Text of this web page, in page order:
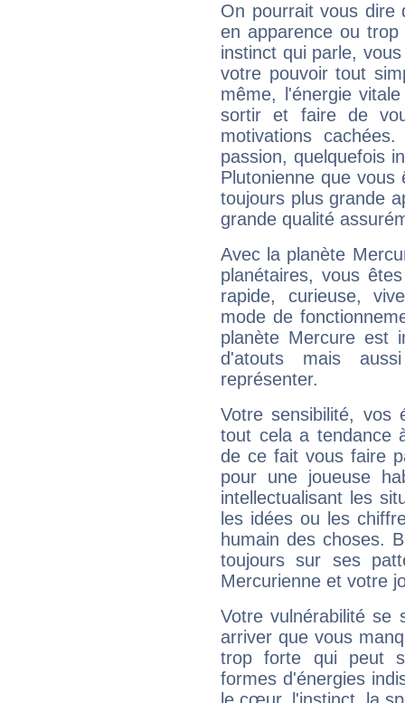
On pourrait vous dire
en apparence ou
instinct qui parle,
votre pouvoir tout
même, l'énergie
sortir et faire de
motivations
passion, quelquefois
Plutonienne que
toujours plus grande
grande qualité
Avec la planète
planétaires, vous
rapide, curieuse,
mode de
planète Mercure est
d'atouts mais
représenter.
Votre sensibilité,
tout cela a tendance
de ce fait vous faire
pour une joueuse
intellectualisant les
les idées ou les
humain des choses.
toujours sur ses
Mercurienne et votre
Votre vulnérabilité se
arriver que vous
trop forte qui peut
formes d'énergies